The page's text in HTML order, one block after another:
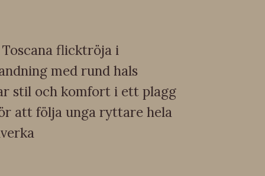
flicktröja i
med rund hals
stil och komfort i ett plagg
att följa unga ryttare hela